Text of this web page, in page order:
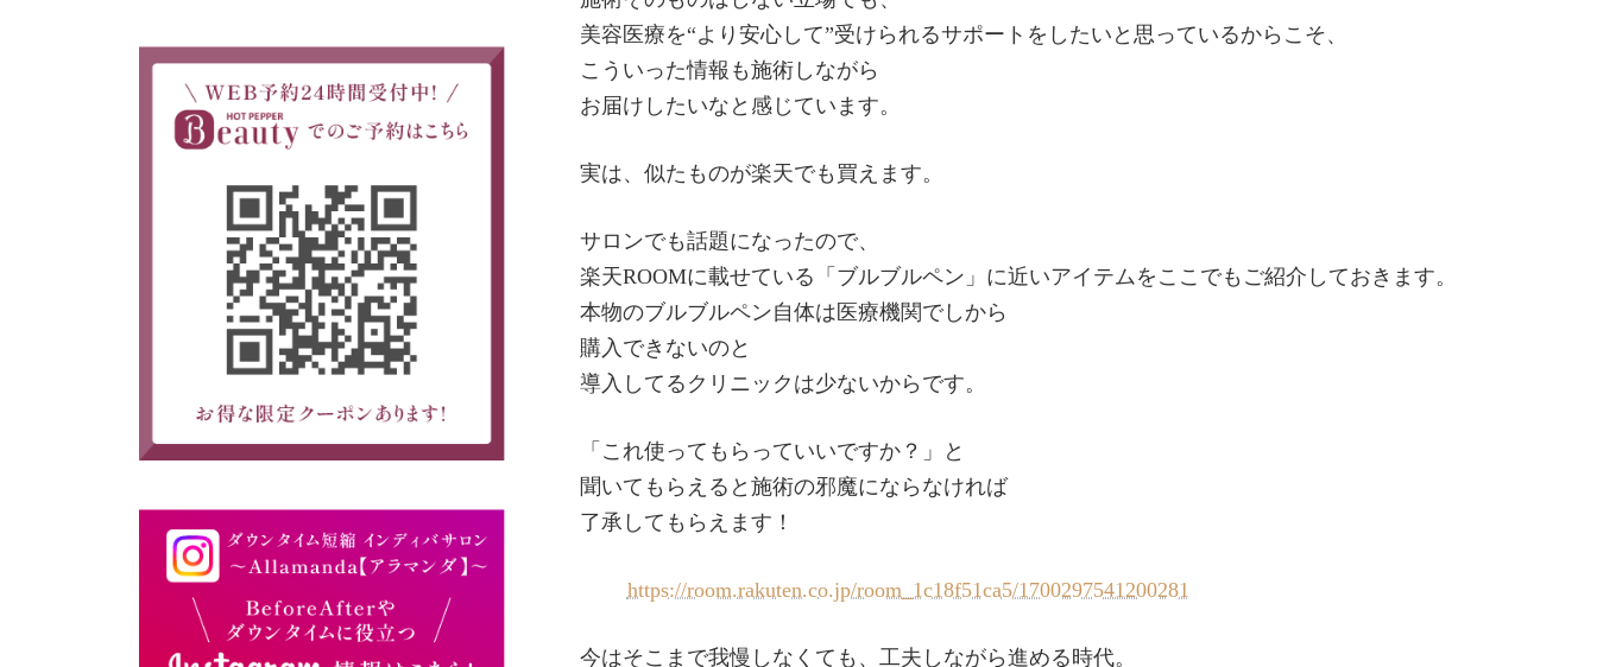
美容医療を“より安心して”受けられるサポートをしたいと思っているからこそ、
こういった情報も施術しながら
お届けしたいなと感じています。
実は、似たものが楽天でも買えます。
サロンでも話題になったので、
楽天ROOMに載せている「ブルブルペン」に近いアイテムをここでもご紹介しておきます。
本物のブルブルペン自体は医療機関でしから
購入できないのと
導入してるクリニックは少ないからです。
「これ使ってもらっていいですか？」と
聞いてもらえると施術の邪魔にならなければ
了承してもらえます！
https://room.rakuten.co.jp/room_1c18f51ca5/1700297541200281
今はそこまで我慢しなくても、工夫しながら進める時代。